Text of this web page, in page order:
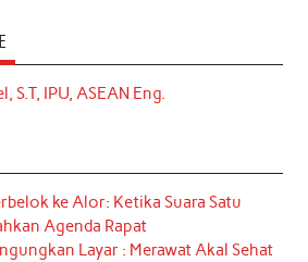
S.T, IPU, ASEAN Eng.
ke Alor: Ketika Suara Satu
Agenda Rapat
Layar : Merawat Akal Sehat